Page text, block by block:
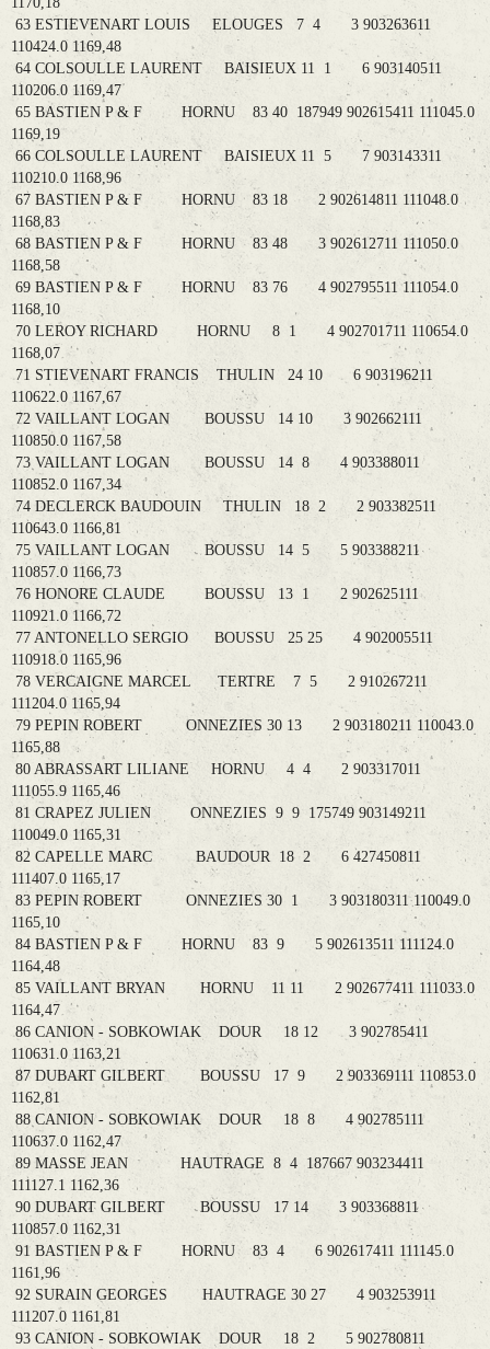
63 ESTIEVENART LOUIS ELOUGES 7 4 3 903263611
110424.0 1169,48
64 COLSOULLE LAURENT BAISIEUX 11 1 6 903140511
110206.0 1169,47
65 BASTIEN P & F HORNU 83 40 187949 902615411 111045.0
1169,19
66 COLSOULLE LAURENT BAISIEUX 11 5 7 903143311
110210.0 1168,96
67 BASTIEN P & F HORNU 83 18 2 902614811 111048.0
1168,83
68 BASTIEN P & F HORNU 83 48 3 902612711 111050.0
1168,58
69 BASTIEN P & F HORNU 83 76 4 902795511 111054.0
1168,10
70 LEROY RICHARD HORNU 8 1 4 902701711 110654.0
1168,07
71 STIEVENART FRANCIS THULIN 24 10 6 903196211
110622.0 1167,67
72 VAILLANT LOGAN BOUSSU 14 10 3 902662111
110850.0 1167,58
73 VAILLANT LOGAN BOUSSU 14 8 4 903388011
110852.0 1167,34
74 DECLERCK BAUDOUIN THULIN 18 2 2 903382511
110643.0 1166,81
75 VAILLANT LOGAN BOUSSU 14 5 5 903388211
110857.0 1166,73
76 HONORE CLAUDE BOUSSU 13 1 2 902625111
110921.0 1166,72
77 ANTONELLO SERGIO BOUSSU 25 25 4 902005511
110918.0 1165,96
78 VERCAIGNE MARCEL TERTRE 7 5 2 910267211
111204.0 1165,94
79 PEPIN ROBERT ONNEZIES 30 13 2 903180211 110043.0
1165,88
80 ABRASSART LILIANE HORNU 4 4 2 903317011
111055.9 1165,46
81 CRAPEZ JULIEN ONNEZIES 9 9 175749 903149211
110049.0 1165,31
82 CAPELLE MARC BAUDOUR 18 2 6 427450811
111407.0 1165,17
83 PEPIN ROBERT ONNEZIES 30 1 3 903180311 110049.0
1165,10
84 BASTIEN P & F HORNU 83 9 5 902613511 111124.0
1164,48
85 VAILLANT BRYAN HORNU 11 11 2 902677411 111033.0
1164,47
86 CANION - SOBKOWIAK DOUR 18 12 3 902785411
110631.0 1163,21
87 DUBART GILBERT BOUSSU 17 9 2 903369111 110853.0
1162,81
88 CANION - SOBKOWIAK DOUR 18 8 4 902785111
110637.0 1162,47
89 MASSE JEAN HAUTRAGE 8 4 187667 903234411
111127.1 1162,36
90 DUBART GILBERT BOUSSU 17 14 3 903368811
110857.0 1162,31
91 BASTIEN P & F HORNU 83 4 6 902617411 111145.0
1161,96
92 SURAIN GEORGES HAUTRAGE 30 27 4 903253911
111207.0 1161,81
93 CANION - SOBKOWIAK DOUR 18 2 5 902780811